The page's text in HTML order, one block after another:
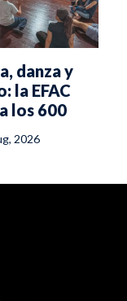
danza y
la EFAC
los 600
2026